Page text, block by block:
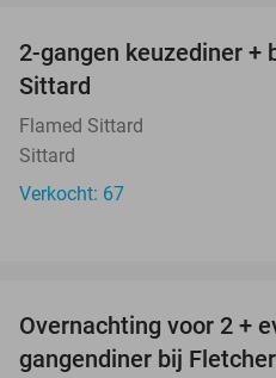
2-gangen keuzediner +
Sittard
Flamed Sittard
Sittard
Verkocht: 67
Overnachting voor 2 +
gangendiner bij